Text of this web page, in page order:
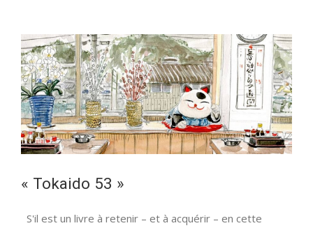
vous
proposent…
« Tokaido 53 »
S'il est un livre à retenir – et à acquérir – en cette